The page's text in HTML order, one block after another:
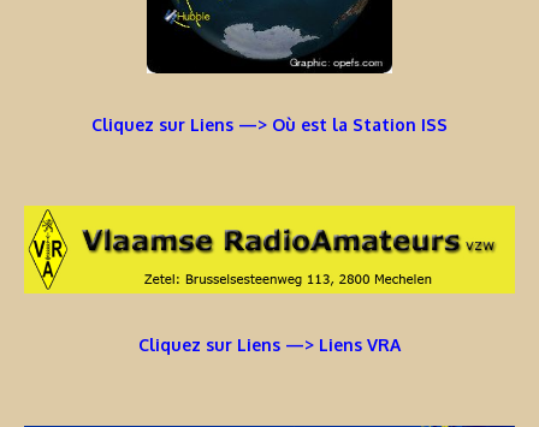
Cliquez sur Liens —> Où est la Station ISS
Cliquez sur Liens —> Liens VRA